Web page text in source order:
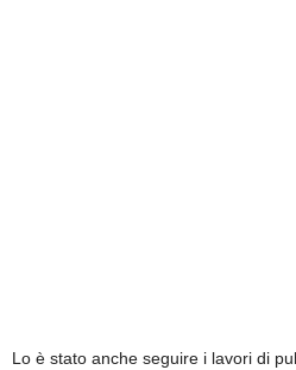
Lo è stato anche seguire i lavori di